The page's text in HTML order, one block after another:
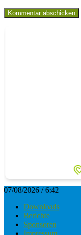
07/08/2026 / 6:42
Downloads
Berichte
Sponsoren
Impressum